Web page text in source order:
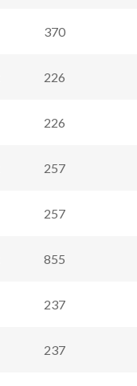
370
226
226
257
257
855
237
237